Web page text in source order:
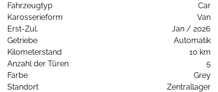
Fahrzeugtyp
Car
Karosserieform
Van
Erst-Zul.
Jan / 2026
Getriebe
Automatik
Kilometerstand
10 km
Anzahl der Türen
5
Farbe
Grey
Standort
Zentrallager